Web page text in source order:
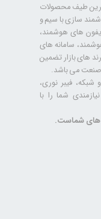
طیف محصولات
سازی با سیم و
های هوشمند،
سامانه های
های بازار تضمین
صنعت می باشد.
همچنین نورال با ارائه خدمات تخصصی IT و شبکه، فیبر نوری،
شما را با
های شماست.